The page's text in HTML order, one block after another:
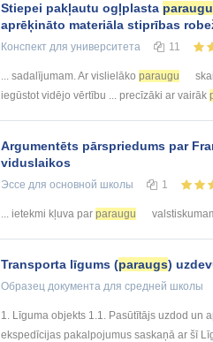
Stiepei pakļautu ogļplasta paraugu
aprēķināto materiāla stiprības
Конспект для университета 11
... sadalījumam. Ar vislielāko paraugu
iegūstot vidējo vērtību ... precīzāki ar vairāk
Argumentēts pārspriedums par
viduslaikos
Эссе для основной школы 1
... ietekmi kļuva par paraugu
Transporta līgums (paraugs)
Образец документа для средней школы
1. Līguma objekts 1.1. Pasūtītājs uzdod un
ekspedīcijas pakalpojumus saskaņā ar šī